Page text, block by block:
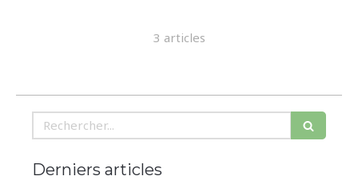
3 articles
Rechercher
Derniers articles